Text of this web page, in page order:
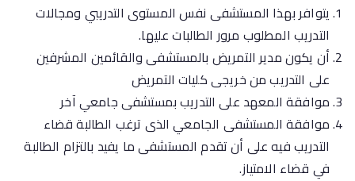
يتوافر بهذا المستشفى نفس المستوى التدريبي ومجالات
التدريب المطلوب مرور الطالبات عليها.
أن يكون مدير التمريض بالمستشفى والقائمين المشرفين
على التدريب من خريجى كليات التمريض
موافقة المعهد على التدريب بمستشفى جامعي آخر
موافقة المستشفى الجامعي الذى ترغب الطالبة قضاء
التدريب فيه على أن تقدم المستشفى ما يفيد بالتزام الطالبة
في قضاء الامتياز.